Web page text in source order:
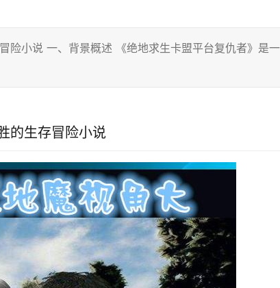
险小说 一、背景概述 《绝地求生卡盟平台复仇者》是一
的生存冒险小说